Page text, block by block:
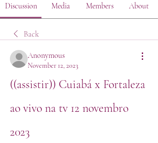
Discussion Media Members About
Back
Anonymous
November 12, 2023
((assistir)) Cuiabá x Fortaleza
ao vivo na tv 12 novembro
2023